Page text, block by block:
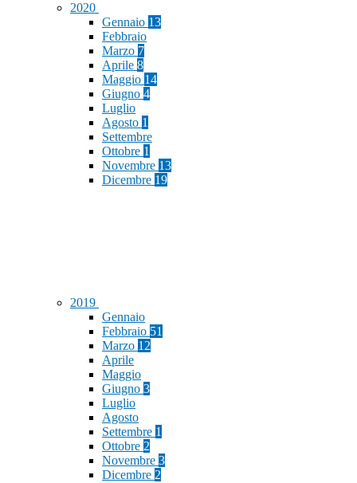
2020
Gennaio 13
Febbraio
Marzo 7
Aprile 8
Maggio 14
Giugno 4
Luglio
Agosto 1
Settembre
Ottobre 1
Novembre 13
Dicembre 19
2019
Gennaio
Febbraio 51
Marzo 12
Aprile
Maggio
Giugno 3
Luglio
Agosto
Settembre 1
Ottobre 2
Novembre 3
Dicembre 2